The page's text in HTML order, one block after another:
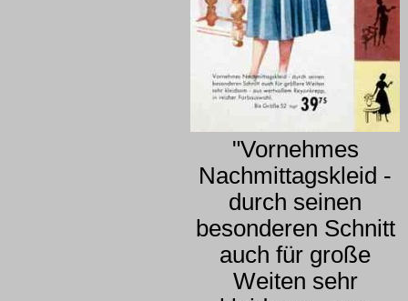
"Vornehmes
Nachmittagskleid -
durch seinen
besonderen Schnitt
auch für große
Weiten sehr